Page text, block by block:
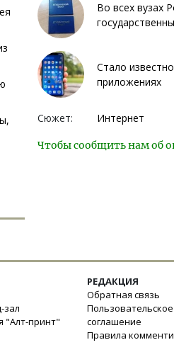
Во всех вузах
Стало
приложениях
Сюжет: Интернет
Чтобы сообщить нам об
зал
"Алт-принт"
РЕДАКЦИЯ
Обратная связь
Пользовательское
соглашение
Правила